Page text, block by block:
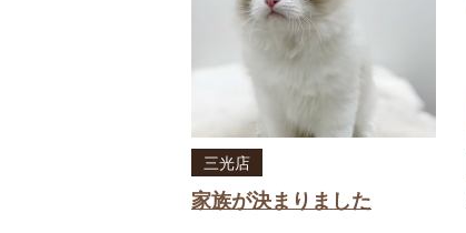
三光店
家族が決まりました